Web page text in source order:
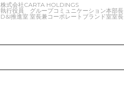
株式会社CARTA HOLDINGS
執行役員 グループコミュニケーション本部長
D&I推進室 室長兼コーポレートブランド室室長